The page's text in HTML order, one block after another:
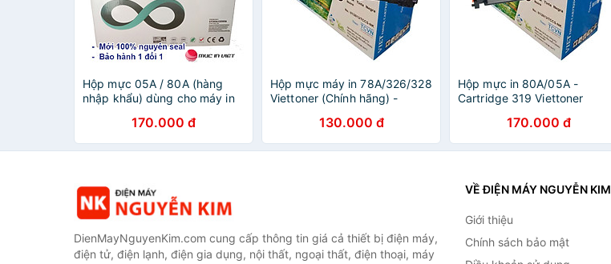
Hộp mực 05A / 80A (hàng
nhập khẩu) dùng cho máy in
P2035, P2055 - Canon LBP
251DW, 252DW, MF416DW -
Cartridge CE505A - CF280A
170.000 đ
Hộp mực máy in 78A/326/328
Viettoner (Chính hãng) -
MF4410, 4420, 4430, 4450,
MF4550, 4470, 4480, D520 -
HP P1566, P1606, P1606d,
130.000 đ
Hộp mực in 80A/05A -
Cartridge 319 Viettoner
M401N, M401D, M425DN,
P2035 ,P2055D, Canon
251DW , 252DW ,
CẸ05A CF280A
170.000 đ
DienMayNguyenKim.com cung cấp thông tin giá cả thiết bị điện máy,
điện tử, điện lạnh, điện gia dụng, nội thất, ngoại thất, điện thoại, máy
VỀ ĐIỆN MÁY NGUYỄN KIM
Giới thiệu
Chính sách bảo mật